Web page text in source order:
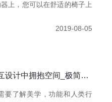
上，您可以在舒适的椅子上
的全方位设备。也许有些东
2019-08-05
成都企业网站建设：在交互设计中拥抱空间_极简慕枫
要了解美学，功能和人类行